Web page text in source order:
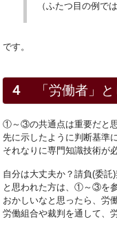
（ふたつ目の例で
です。
４ 「労働者」と
①～③の共通点は重要だと思
先に示したように判断基準
それなりに専門知識技術が
自分は大丈夫か？請負(委託
と思われた方は、①～③を
おかしいなと思ったら、労
労働組合や裁判を通して、